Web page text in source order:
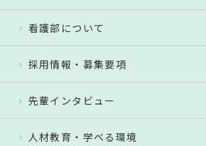
看護部について
採用情報・募集要項
先輩インタビュー
人材教育・学べる環境